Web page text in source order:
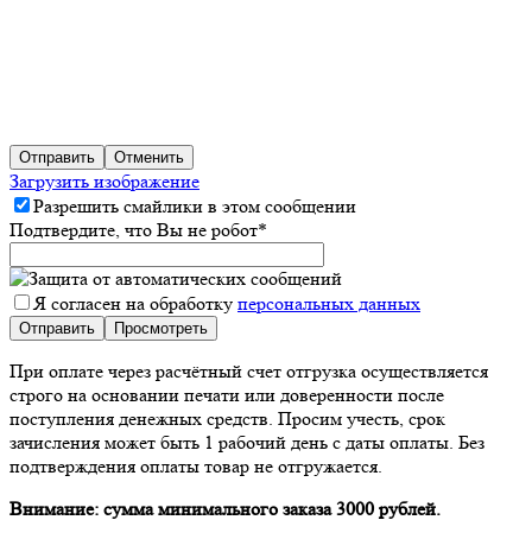
Отправить Отменить
Загрузить изображение
Разрешить смайлики в этом сообщении
Подтвердите, что Вы не робот*
Я согласен на обработку персональных данных
При оплате через расчётный счет отгрузка осуществляется
строго на основании печати или доверенности после
поступления денежных средств. Просим учесть, срок
зачисления может быть 1 рабочий день с даты оплаты. Без
подтверждения оплаты товар не отгружается.
Внимание: сумма минимального заказа 3000 рублей.